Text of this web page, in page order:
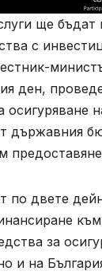
ще
с
ден,
осигуряване
държавния
двете
за
и на